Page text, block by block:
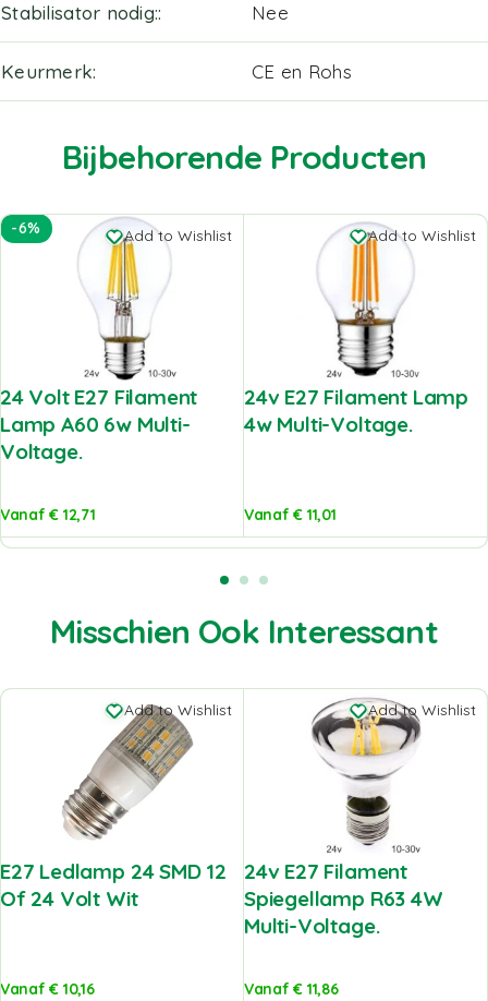
Stabilisator nodig: Nee
Keurmerk CE en Rohs
Bijbehorende Producten
-6% Add to Wishlist
24 Volt E27 Filament
Lamp A60 6w Multi-
Voltage.
Vanaf€ 12,71
Add to Wishlist
24v E27 Filament Lamp
4w Multi-Voltage.
Vanaf€ 11,01
Misschien Ook Interessant
Add to Wishlist
E27 Ledlamp 24 SMD 12
Of 24 Volt Wit
Vanaf€ 10,16
Add to Wishlist
24v E27 Filament
Spiegellamp R63 4W
Multi-Voltage.
Vanaf€ 11,86